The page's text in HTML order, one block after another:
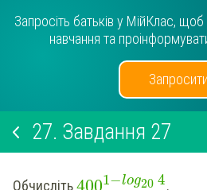
Запросіть батьків у МійКлас,
навчання та
Запросити
27. Завдання 27
Обчисліть4001−log20 4.